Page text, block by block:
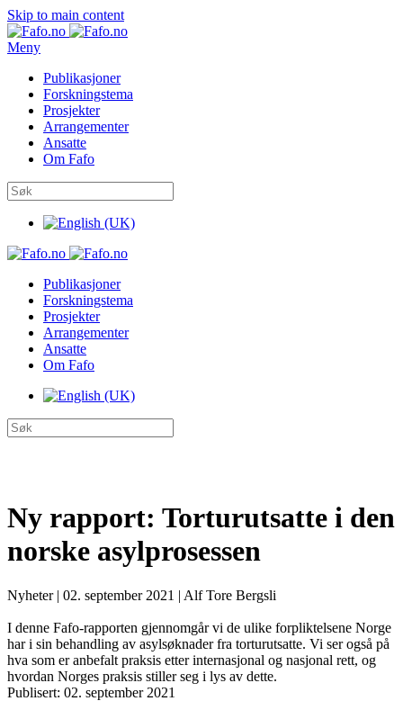
Skip to main content
Meny
Publikasjoner
Forskningstema
Prosjekter
Arrangementer
Ansatte
Om Fafo
Publikasjoner
Forskningstema
Prosjekter
Arrangementer
Ansatte
Om Fafo
Ny rapport: Torturutsatte i den
norske asylprosessen
Nyheter | 02. september 2021 | Alf Tore Bergsli
I denne Fafo-rapporten gjennomgår vi de ulike forpliktelsene Norge
har i sin behandling av asylsøknader fra torturutsatte. Vi ser også på
hva som er anbefalt praksis etter internasjonal og nasjonal rett, og
hvordan Norges praksis stiller seg i lys av dette.
Publisert: 02. september 2021